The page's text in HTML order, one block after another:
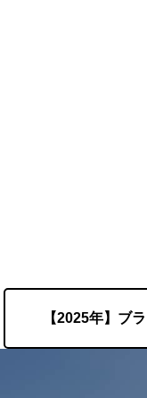
【2025年】ブ